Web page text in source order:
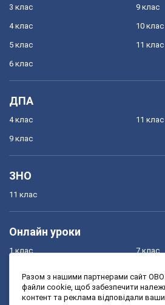
3 клас
4 клас
5 клас
6 клас
9 клас
10 клас
11 клас
ДПА
4 клас
9 клас
11 клас
ЗНО
11 клас
Онлайн уроки
1 клас
3 клас
7 клас
9 клас
Разом з нашими партнерами сайт
файли cookie, щоб забезпечити
контент та реклама відповідали